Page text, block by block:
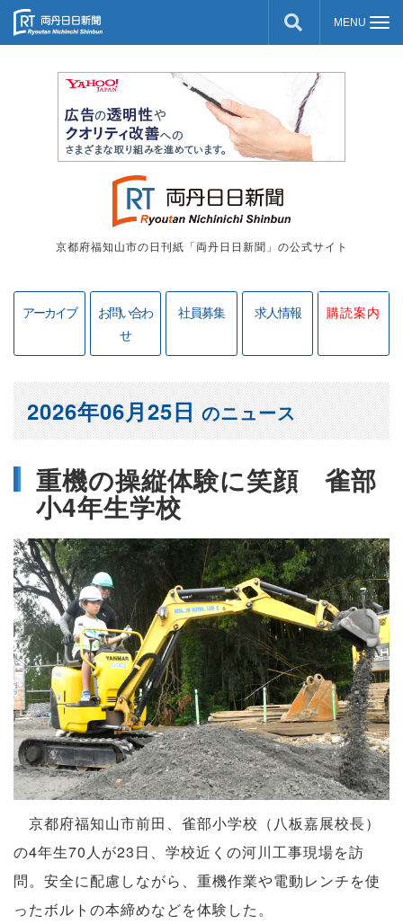
京都府福知山市の日刊紙「両丹日日新聞」の公式サイト
アーカイブ
お問い合わ
せ
社員募集 求人情報 購読案内
重機の操縦体験に笑顔 雀部
小4年生学校
2026年06月25日のニュース
京都府福知山市前田、雀部小学校（八板嘉展校長）
の4年生70人が23日、学校近くの河川工事現場を訪
問。安全に配慮しながら、重機作業や電動レンチを使
ったボルトの本締めなどを体験した。